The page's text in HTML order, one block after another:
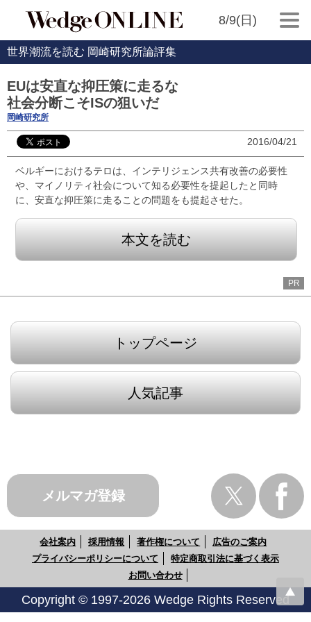
8/9(日)
世界潮流を読む 岡崎研究所論評集
EUは安直な抑圧策に走るな
社会分断こそISの狙いだ
岡崎研究所
2016/04/21
ベルギーにおけるテロは、インテリジェンス共有改善の必要性
や、マイノリティ社会について知る必要性を提起したと同時
に、安直な抑圧策に走ることの問題をも提起させた。
本文を読む
PR
トップページ
人気記事
メルマガ登録
会社案内 採用情報 著作権について
広告のご案内
プライバシーポリシーについて
特定商取引法に基づく表示
お問い合わせ
Copyright © 1997-2026 Wedge Rights Reserved